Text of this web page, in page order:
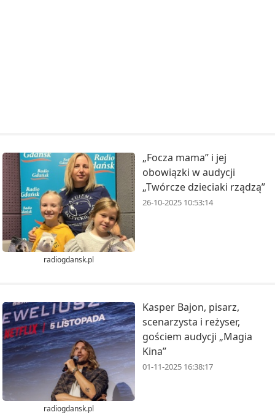
radiogdansk.pl
„Focza mama” i jej
obowiązki w audycji
„Twórcze dzieciaki rządzą”
26-10-2025 10:53:14
radiogdansk.pl
Kasper Bajon, pisarz,
scenarzysta i reżyser,
gościem audycji „Magia
Kina”
01-11-2025 16:38:17